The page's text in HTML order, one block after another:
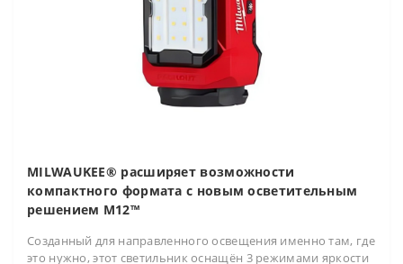
MILWAUKEE® расширяет возможности
компактного формата с новым осветительным
решением M12™
Созданный для направленного освещения именно там, где
это нужно, этот светильник оснащён 3 режимами яркости